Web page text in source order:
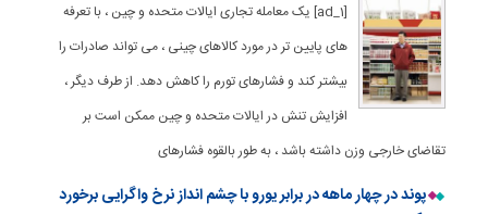
[ad_1] یک معامله تجاری ایالات متحده و چین ، با تعرفه
های پایین تر در مورد کالاهای چینی ، می تواند صادرات را
بیشتر کند و فشارهای تورم را کاهش دهد. از طرف دیگر ،
افزایش تنش در ایالات متحده و چین ممکن است بر
تقاضای خارجی وزن داشته باشد ، به طور بالقوه فشارهای
پوند در چهار ماهه در برابر یورو با چشم انداز نرخ واگرایی برخورد